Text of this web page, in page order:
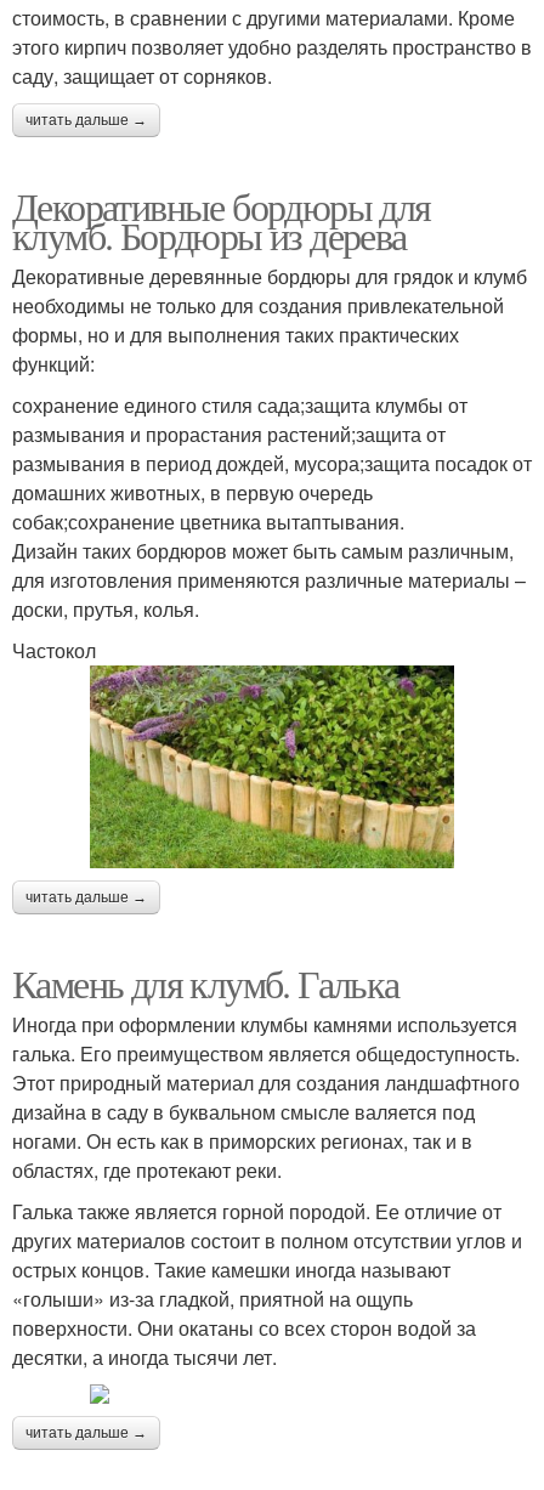
стоимость, в сравнении с другими материалами. Кроме
этого кирпич позволяет удобно разделять пространство в
саду, защищает от сорняков.
читать дальше →
Декоративные бордюры для
клумб. Бордюры из дерева
Декоративные деревянные бордюры для грядок и клумб
необходимы не только для создания привлекательной
формы, но и для выполнения таких практических
функций:
сохранение единого стиля сада;защита клумбы от
размывания и прорастания растений;защита от
размывания в период дождей, мусора;защита посадок от
домашних животных, в первую очередь
собак;сохранение цветника вытаптывания.
Дизайн таких бордюров может быть самым различным,
для изготовления применяются различные материалы –
доски, прутья, колья.
Частокол
читать дальше →
Камень для клумб. Галька
Иногда при оформлении клумбы камнями используется
галька. Его преимуществом является общедоступность.
Этот природный материал для создания ландшафтного
дизайна в саду в буквальном смысле валяется под
ногами. Он есть как в приморских регионах, так и в
областях, где протекают реки.
Галька также является горной породой. Ее отличие от
других материалов состоит в полном отсутствии углов и
острых концов. Такие камешки иногда называют
«голыши» из-за гладкой, приятной на ощупь
поверхности. Они окатаны со всех сторон водой за
десятки, а иногда тысячи лет.
читать дальше →